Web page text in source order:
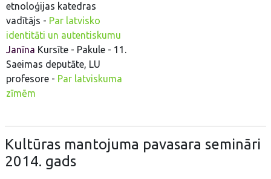
etnoloģijas katedras
vadītājs - Par latvisko
identitāti un autentiskumu
Janīna Kursīte - Pakule - 11.
Saeimas deputāte, LU
profesore - Par latviskuma
zīmēm
Kultūras mantojuma pavasara semināri
2014. gads